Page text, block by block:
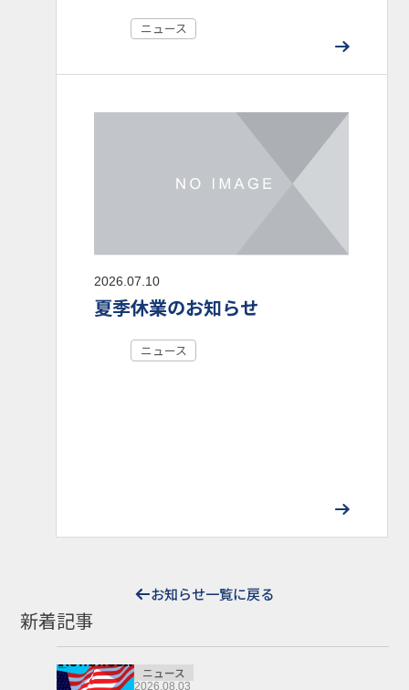
ニュース
2026.07.10
夏季休業のお知らせ
ニュース
お知らせ一覧に戻る
新着記事
ニュース
2026.08.03